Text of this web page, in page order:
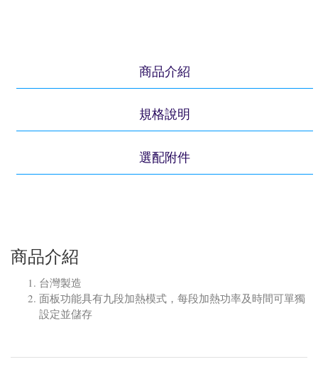
商品介紹
規格說明
選配附件
商品介紹
台灣製造
面板功能具有九段加熱模式，每段加熱功率及時間可單獨
設定並儲存